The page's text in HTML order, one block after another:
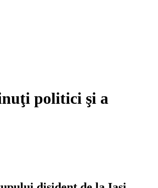
politici şi a